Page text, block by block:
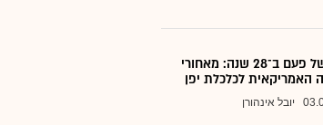
מהלך של פעם ב־28 שנה: מאחורי
האמריקאית לכלכלת יפן
יובל אינהורן